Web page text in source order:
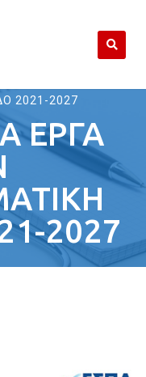
2021-2027
ΕΡΓΑ
2027